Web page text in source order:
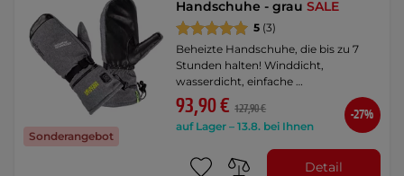
Sonderangebot
Handschuhe - grauSALE
5 (3)
Beheizte Handschuhe, die bis zu 7
Stunden halten! Winddicht,
wasserdicht, einfache …
93,90 € 127,90 €
auf Lager – 13.8. bei Ihnen
-27%
Detail